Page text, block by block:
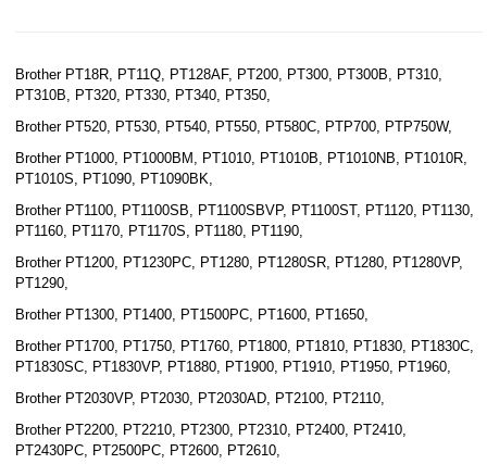
Brother PT18R, PT11Q, PT128AF, PT200, PT300, PT300B, PT310,
PT310B, PT320, PT330, PT340, PT350,
Brother PT520, PT530, PT540, PT550, PT580C, PTP700, PTP750W,
Brother PT1000, PT1000BM, PT1010, PT1010B, PT1010NB, PT1010R,
PT1010S, PT1090, PT1090BK,
Brother PT1100, PT1100SB, PT1100SBVP, PT1100ST, PT1120, PT1130,
PT1160, PT1170, PT1170S, PT1180, PT1190,
Brother PT1200, PT1230PC, PT1280, PT1280SR, PT1280, PT1280VP,
PT1290,
Brother PT1300, PT1400, PT1500PC, PT1600, PT1650,
Brother PT1700, PT1750, PT1760, PT1800, PT1810, PT1830, PT1830C,
PT1830SC, PT1830VP, PT1880, PT1900, PT1910, PT1950, PT1960,
Brother PT2030VP, PT2030, PT2030AD, PT2100, PT2110,
Brother PT2200, PT2210, PT2300, PT2310, PT2400, PT2410,
PT2430PC, PT2500PC, PT2600, PT2610,